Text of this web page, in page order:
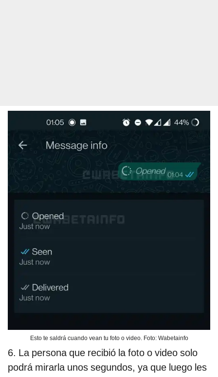
Esto te saldrá cuando vean tu foto o video. Foto: Wabetainfo
6. La persona que recibió la foto o video solo
podrá mirarla unos segundos, ya que luego les